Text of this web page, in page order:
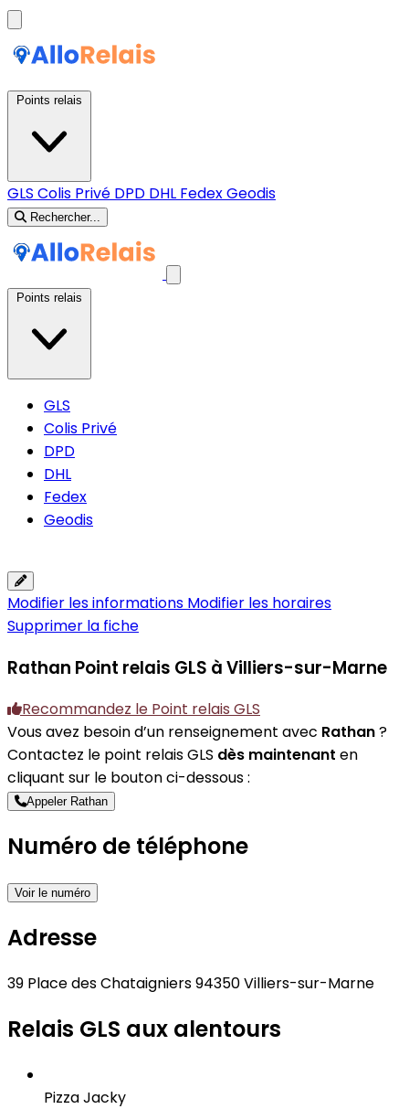
GLS Colis Privé DPD DHL FedexGeodis
Rechercher...
GLS
Colis Privé
DPD
DHL
Fedex
Geodis
Modifier les informations Modifier les horaires
Supprimer la fiche
Rathan Point relais GLS à Villiers-sur-Marne
Recommandez le Point relais GLS
Vous avez besoin d’un renseignement avec Rathan?
Contactez le point relais GLS dès maintenant en
cliquant sur le bouton ci-dessous :
Appeler Rathan
Numéro de téléphone
Voir le numéro
Adresse
39 Place des Chataigniers 94350 Villiers-sur-Marne
Relais GLS aux alentours
Pizza Jacky